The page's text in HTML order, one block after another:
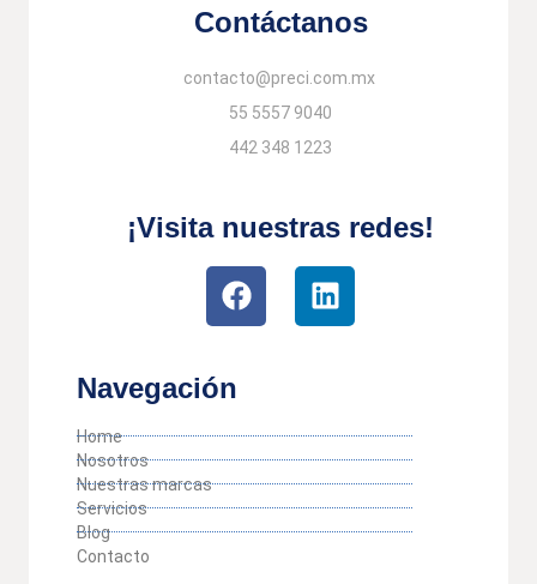
Contáctanos
contacto@preci.com.mx
55 5557 9040
442 348 1223
¡Visita nuestras redes!
Navegación
Home
Nosotros
Nuestras marcas
Servicios
Blog
Contacto